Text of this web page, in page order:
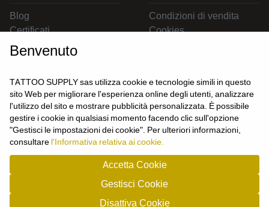
CONTATTACI
Blog
Certificati
Contatti
Condizioni di vendita
Cookies
UTENTE
Login
Registrati
tel: 0119101326 - P.Iva/cf: 09963530010
Benvenuto
TATTOO SUPPLY sas utilizza cookie e tecnologie simili in questo
sito Web per migliorare l'esperienza online degli utenti, analizzare
l'utilizzo del sito e mostrare pubblicità personalizzata. È possibile
gestire i cookie in qualsiasi momento facendo clic sull'opzione
"Gestisci le impostazioni dei cookie". Per ulteriori informazioni,
consultare l'Informativa relativa ai cookie.
Accetta Cookie
Gestisci Cookie
Disattiva Cookie